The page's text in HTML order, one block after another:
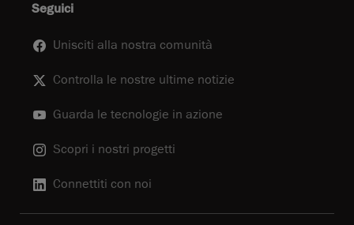
Seguici
Unisciti alla nostra comunità
Controlla le nostre ultime notizie
Guarda le tecnologie in azione
Scopri i nostri progetti
Connettiti con noi